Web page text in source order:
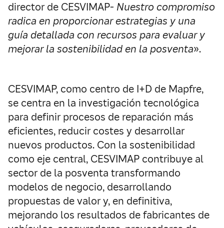
director de CESVIMAP- Nuestro compromiso
radica en proporcionar estrategias y una
guía detallada con recursos para evaluar y
mejorar la sostenibilidad en la posventa».
CESVIMAP, como centro de I+D de Mapfre,
se centra en la investigación tecnológica
para definir procesos de reparación más
eficientes, reducir costes y desarrollar
nuevos productos. Con la sostenibilidad
como eje central, CESVIMAP contribuye al
sector de la posventa transformando
modelos de negocio, desarrollando
propuestas de valor y, en definitiva,
mejorando los resultados de fabricantes de